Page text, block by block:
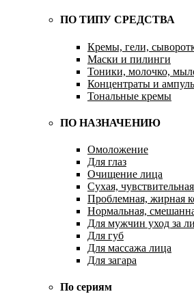
ПО ТИПУ СРЕДСТВА
Кремы, гели,
Маски и пилинги
Тоники, молочко,
Концентраты и
Тональные кремы
ПО НАЗНАЧЕНИЮ
Омоложение
Для глаз
Очищение лица
Сухая,
Проблемная, жирная
Нормальная,
Для мужчин уход за
Для губ
Для массажа лица
Для загара
По сериям